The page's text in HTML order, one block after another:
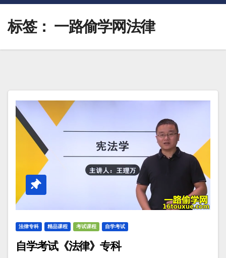
标签： 一路偷学网法律
法律专科 精品课程 考试课程 自学考试
自学考试《法律》专科